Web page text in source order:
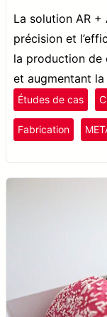
La solution AR +
précision et
la production de
et augmentant
Études de cas
Fabrication